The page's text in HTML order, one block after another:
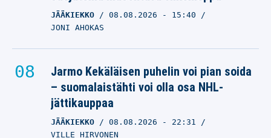
JÄÄKIEKKO 08.08.2026 - 15:40
JONI AHOKAS
Jarmo Kekäläisen puhelin voi pian soida
– suomalaistähti voi olla osa NHL-
jättikauppaa
JÄÄKIEKKO 08.08.2026 - 22:31
VILLE HIRVONEN